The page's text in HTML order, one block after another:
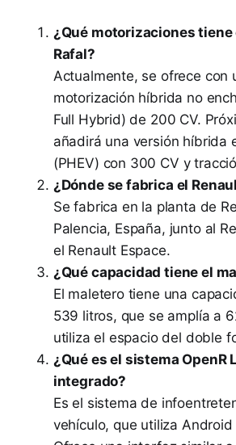
¿Qué motorizaciones tiene
Rafal?
Actualmente, se ofrece con
motorización híbrida no
Full Hybrid) de 200 CV.
añadirá una versión híbrida
(PHEV) con 300 CV y
¿Dónde se fabrica el
Se fabrica en la planta de
Palencia, España, junto al
el Renault Espace.
¿Qué capacidad tiene el
El maletero tiene una
539 litros, que se amplía a
utiliza el espacio del doble
¿Qué es el sistema OpenR
integrado?
Es el sistema de
vehículo, que utiliza